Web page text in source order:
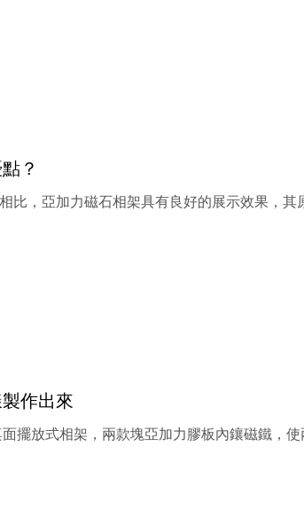
？
比，亞加力磁石相架具有良好的展示效果，
作出來
擺放式相架，兩款塊亞加力膠板內鑲磁鐵，